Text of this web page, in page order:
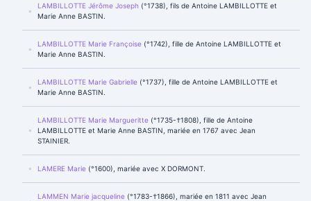
LAMBILLOTTE Jérôme Joseph (°1738), fils de Antoine LAMBILLOTTE et
Marie Anne BASTIN.
LAMBILLOTTE Marie Françoise (°1742), fille de Antoine LAMBILLOTTE et
Marie Anne BASTIN.
LAMBILLOTTE Marie Gabrielle (°1737), fille de Antoine LAMBILLOTTE et
Marie Anne BASTIN.
LAMBILLOTTE Marie Margueritte (°1735-†1808), fille de Antoine
LAMBILLOTTE et Marie Anne BASTIN, mariée en 1767 avec Jean
STAINIER.
LAMERE Marie (°1600), mariée avec X DORMONT.
LAMMEN Marie jacqueline (°1783-†1866), mariée en 1811 avec Jean